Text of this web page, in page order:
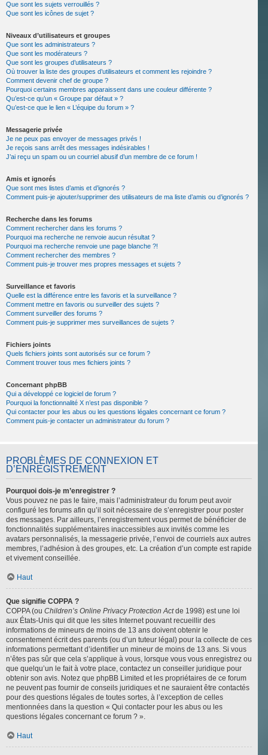
Que sont les sujets verrouillés ?
Que sont les icônes de sujet ?
Niveaux d’utilisateurs et groupes
Que sont les administrateurs ?
Que sont les modérateurs ?
Que sont les groupes d’utilisateurs ?
Où trouver la liste des groupes d’utilisateurs et comment les rejoindre ?
Comment devenir chef de groupe ?
Pourquoi certains membres apparaissent dans une couleur différente ?
Qu’est-ce qu’un « Groupe par défaut » ?
Qu’est-ce que le lien « L’équipe du forum » ?
Messagerie privée
Je ne peux pas envoyer de messages privés !
Je reçois sans arrêt des messages indésirables !
J’ai reçu un spam ou un courriel abusif d’un membre de ce forum !
Amis et ignorés
Que sont mes listes d’amis et d’ignorés ?
Comment puis-je ajouter/supprimer des utilisateurs de ma liste d’amis ou d’ignorés ?
Recherche dans les forums
Comment rechercher dans les forums ?
Pourquoi ma recherche ne renvoie aucun résultat ?
Pourquoi ma recherche renvoie une page blanche ?!
Comment rechercher des membres ?
Comment puis-je trouver mes propres messages et sujets ?
Surveillance et favoris
Quelle est la différence entre les favoris et la surveillance ?
Comment mettre en favoris ou surveiller des sujets ?
Comment surveiller des forums ?
Comment puis-je supprimer mes surveillances de sujets ?
Fichiers joints
Quels fichiers joints sont autorisés sur ce forum ?
Comment trouver tous mes fichiers joints ?
Concernant phpBB
Qui a développé ce logiciel de forum ?
Pourquoi la fonctionnalité X n’est pas disponible ?
Qui contacter pour les abus ou les questions légales concernant ce forum ?
Comment puis-je contacter un administrateur du forum ?
PROBLÈMES DE CONNEXION ET
D’ENREGISTREMENT
Pourquoi dois-je m’enregistrer ?
Vous pouvez ne pas le faire, mais l’administrateur du forum peut avoir
configuré les forums afin qu’il soit nécessaire de s’enregistrer pour poster
des messages. Par ailleurs, l’enregistrement vous permet de bénéficier de
fonctionnalités supplémentaires inaccessibles aux invités comme les
avatars personnalisés, la messagerie privée, l’envoi de courriels aux autres
membres, l’adhésion à des groupes, etc. La création d’un compte est rapide
et vivement conseillée.
Haut
Que signifie COPPA ?
COPPA (ou Children’s Online Privacy Protection Actde 1998) est une loi
aux États-Unis qui dit que les sites Internet pouvant recueillir des
informations de mineurs de moins de 13 ans doivent obtenir le
consentement écrit des parents (ou d’un tuteur légal) pour la collecte de ces
informations permettant d’identifier un mineur de moins de 13 ans. Si vous
n’êtes pas sûr que cela s’applique à vous, lorsque vous vous enregistrez ou
que quelqu’un le fait à votre place, contactez un conseiller juridique pour
obtenir son avis. Notez que phpBB Limited et les propriétaires de ce forum
ne peuvent pas fournir de conseils juridiques et ne sauraient être contactés
pour des questions légales de toutes sortes, à l’exception de celles
mentionnées dans la question « Qui contacter pour les abus ou les
questions légales concernant ce forum ? ».
Haut